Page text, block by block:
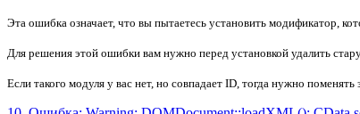
Эта ошибка означает, что вы пытаетесь установить модификатор,
Для решения этой ошибки вам нужно перед установкой удалить
Если такого модуля у вас нет, но совпадает ID, тогда нужно